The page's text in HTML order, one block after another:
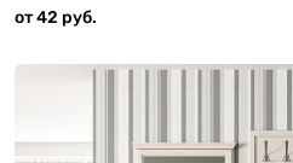
от 42 руб.